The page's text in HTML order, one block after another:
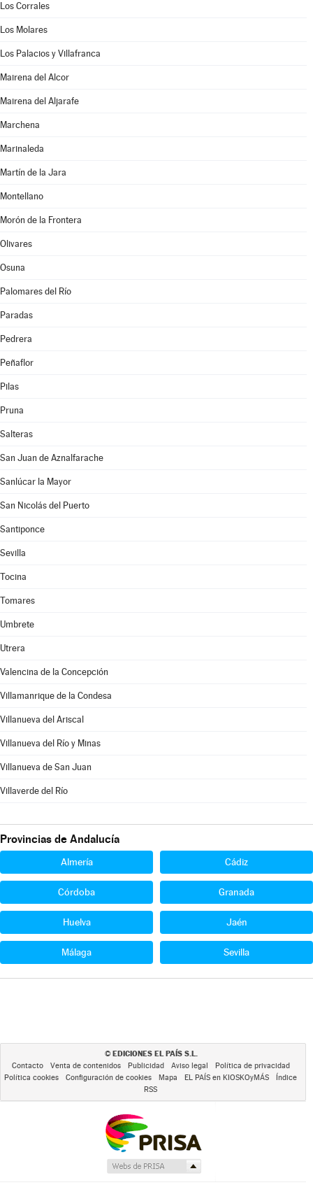
Los Corrales
Los Molares
Los Palacios y Villafranca
Mairena del Alcor
Mairena del Aljarafe
Marchena
Marinaleda
Martín de la Jara
Montellano
Morón de la Frontera
Olivares
Osuna
Palomares del Río
Paradas
Pedrera
Peñaflor
Pilas
Pruna
Salteras
San Juan de Aznalfarache
Sanlúcar la Mayor
San Nicolás del Puerto
Santiponce
Sevilla
Tocina
Tomares
Umbrete
Utrera
Valencina de la Concepción
Villamanrique de la Condesa
Villanueva del Ariscal
Villanueva del Río y Minas
Villanueva de San Juan
Villaverde del Río
Provincias de Andalucía
Almería Cádiz
Córdoba Granada
Huelva Jaén
Málaga Sevilla
© EDICIONES EL PAÍS S.L.
Contacto Venta de contenidos Publicidad Aviso legal
Política de privacidad
Política cookies
Configuración de cookies Mapa EL PAÍS en KIOSKOyMÁS
Índice
RSS